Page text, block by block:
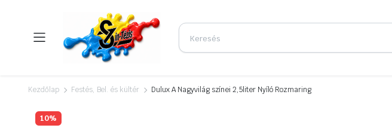
Kezdőlap Festés, Bel. és kültér Dulux A Nagyvilág színei 2,5liter Nyíló Rozmaring
10%